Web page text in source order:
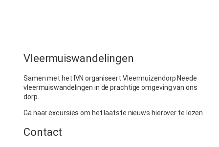
Vleermuiswandelingen
Samen met het IVN organiseert Vleermuizendorp Neede
vleermuiswandelingen in de prachtige omgeving van ons
dorp.
Ga naar excursies om het laatste nieuws hierover te lezen.
Contact